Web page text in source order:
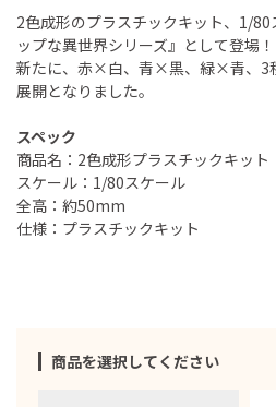
商品を選択してください
2色成形のプラスチックキット、1/
ップな異世界シリーズ』として登場！
新たに、赤×白、青×黒、緑×青、3
展開となりました。
スペック
商品名：2色成形プラスチックキット
スケール：1/80スケール
全高：約50mm
仕様：プラスチックキット